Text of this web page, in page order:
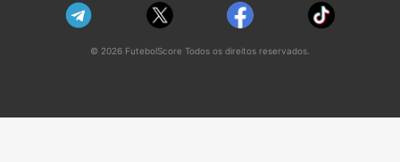
© 2026 FutebolScore Todos os direitos reservados.